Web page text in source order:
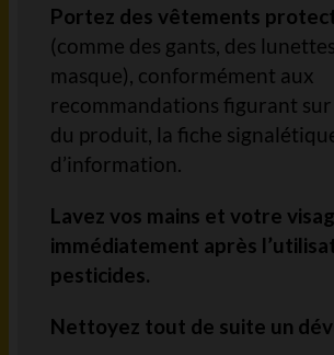
Portez des vêtements
(comme des gants, des
masque), conformément aux
recommandations figurant
du produit, la fiche
d’information.
Lavez vos mains et votre
immédiatement après
pesticides.
Nettoyez tout de suite un